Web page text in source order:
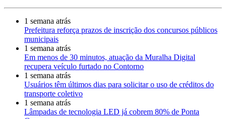
1 semana atrás
Prefeitura reforça prazos de inscrição dos concursos públicos
municipais
1 semana atrás
Em menos de 30 minutos, atuação da Muralha Digital
recupera veículo furtado no Contorno
1 semana atrás
Usuários têm últimos dias para solicitar o uso de créditos do
transporte coletivo
1 semana atrás
Lâmpadas de tecnologia LED já cobrem 80% de Ponta